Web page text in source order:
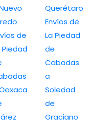
de
Piedad
Querétaro
Envíos de
La Piedad
de
Cabadas
a
Soledad
de
Graciano